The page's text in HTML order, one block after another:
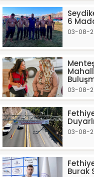
6
03-08-
03-08-
03-08-
Burak